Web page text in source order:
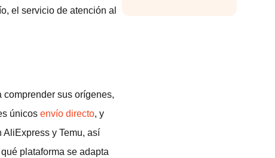
el servicio de atención al
sus orígenes,
únicos envío directo, y
y Temu, así
plataforma se adapta